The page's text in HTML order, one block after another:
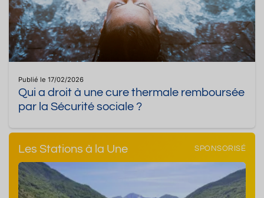
Publié le 17/02/2026
Qui a droit à une cure thermale remboursée
par la Sécurité sociale ?
Les Stations à la Une SPONSORISÉ